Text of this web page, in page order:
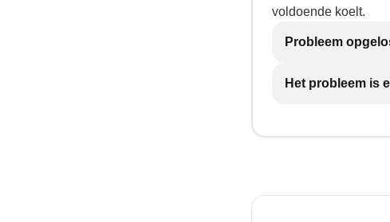
voldoende koelt.
Probleem
Het probleem is